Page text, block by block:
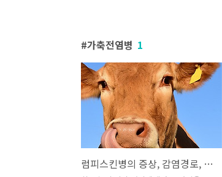
가축전염병 1
럼피스킨병의 증상, 감염경로, 발생현황 및 대처방법 A-Z